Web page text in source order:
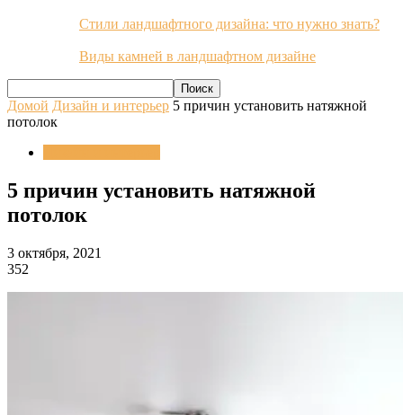
Стили ландшафтного дизайна: что нужно знать?
Виды камней в ландшафтном дизайне
Домой Дизайн и интерьер 5 причин установить натяжной
потолок
5 причин установить натяжной
потолок
3 октября, 2021
352